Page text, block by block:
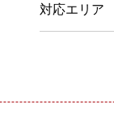
対応エリア